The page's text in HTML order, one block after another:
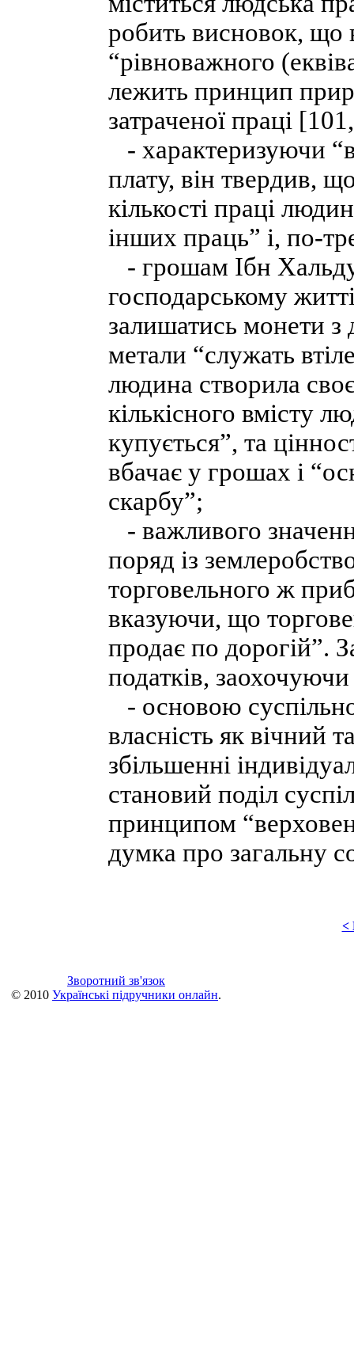
робить висновок, що
“рівноважного
лежить принцип
затраченої праці
- характеризуючи
плату, він твердив,
кількості праці
інших праць” і, по-
- грошам Ібн
господарському
залишатись монети з
метали “служать
людина створила
кількісного вмісту
купується”, та
вбачає у грошах і
скарбу”;
- важливого
поряд із
торговельного ж
вказуючи, що
продає по дорогій”.
податків, заохочуючи
- основою
власність як вічний
збільшенні
становий поділ
принципом
думка про загальну
<
Зворотний зв'язок
© 2010 Українські підручники онлайн.